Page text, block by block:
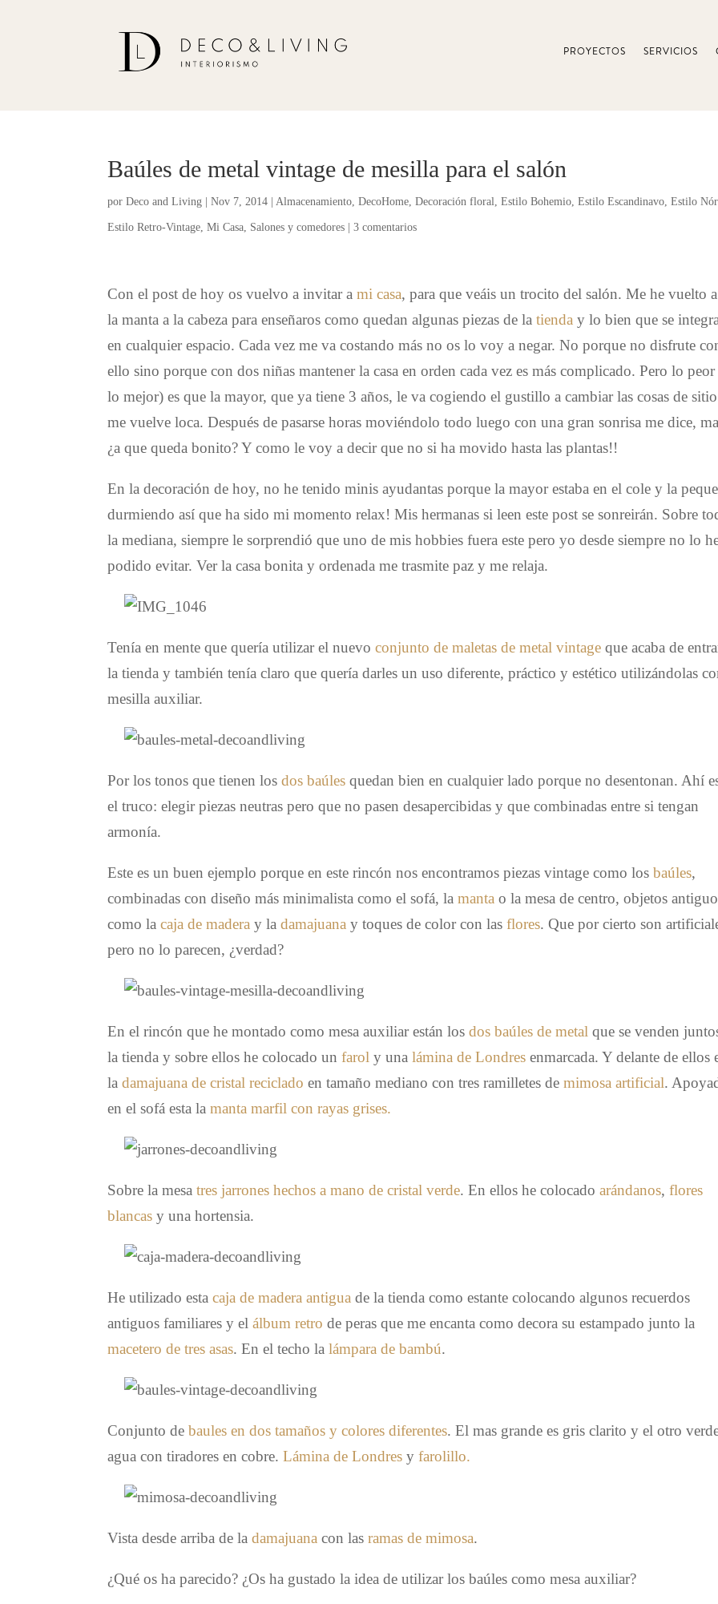
PROYECTOS SERVICIOS
Baúles de metal vintage de mesilla para el salón
porDeco and Living |Nov 7, 2014 Almacenamiento ,DecoHome ,Decoración floral ,Estilo Bohemio ,Estilo Escandinavo ,Estilo
Estilo Retro-Vintage ,Mi Casa Salones y comedores |3 comentarios
Con el post de hoy os vuelvo a invitar ami casa, para que veáis un trocito del salón. Me he vuelto
la manta a la cabeza para enseñaros como quedan algunas piezas de latienday lo bien que se
en cualquier espacio. Cada vez me va costando más no os lo voy a negar. No porque no disfrute
ello sino porque con dos niñas mantener la casa en orden cada vez es más complicado. Pero lo
lo mejor) es que la mayor, que ya tiene 3 años, le va cogiendo el gustillo a cambiar las cosas de
me vuelve loca. Después de pasarse horas moviéndolo todo luego con una gran sonrisa me dice,
¿a que queda bonito? Y como le voy a decir que no si ha movido hasta las plantas!!
En la decoración de hoy, no he tenido minis ayudantas porque la mayor estaba en el cole y la
durmiendo así que ha sido mi momento relax! Mis hermanas si leen este post se sonreirán. Sobre
la mediana, siempre le sorprendió que uno de mis hobbies fuera este pero yo desde siempre no lo
podido evitar. Ver la casa bonita y ordenada me trasmite paz y me relaja.
Tenía en mente que quería utilizar el nuevoconjunto de maletas de metal vintage que acaba de
la tienda y también tenía claro que quería darles un uso diferente, práctico y estético utilizándolas
mesilla auxiliar.
Por los tonos que tienen losdos baúles quedan bien en cualquier lado porque no desentonan. Ahí
el truco: elegir piezas neutras pero que no pasen desapercibidas y que combinadas entre si tengan
armonía.
Este es un buen ejemplo porque en este rincón nos encontramos piezas vintage como losbaúles,
combinadas con diseño más minimalista como el sofá, lamanta o la mesa de centro, objetos
como lacaja de madera y ladamajuanay toques de color con lasflores. Que por cierto son
pero no lo parecen, ¿verdad?
En el rincón que he montado como mesa auxiliar están losdos baúles de metal que se venden
la tienda y sobre ellos he colocado unfarol y unalámina de Londres enmarcada. Y delante de ellos
ladamajuana de cristal reciclado en tamaño mediano con tres ramilletes demimosa artificial.
en el sofá esta lamanta marfil con rayas grises.
Sobre la mesatres jarrones hechos a mano de cristal verde. En ellos he colocadoarándanos,flores
blancas y una hortensia.
He utilizado estacaja de madera antigua de la tienda como estante colocando algunos recuerdos
antiguos familiares y elálbum retro de peras que me encanta como decora su estampado junto la
macetero de tres asas. En el techo lalámpara de bambú.
Conjunto debaules en dos tamaños y colores diferentes. El mas grande es gris clarito y el otro
agua con tiradores en cobre.Lámina de Londres yfarolillo.
Vista desde arriba de ladamajuana con lasramas de mimosa.
¿Qué os ha parecido? ¿Os ha gustado la idea de utilizar los baúles como mesa auxiliar?